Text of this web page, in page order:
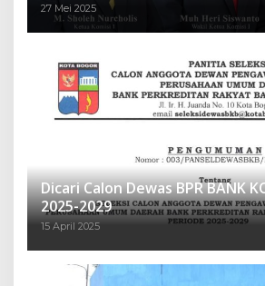
27 Mei 2025
Dicari Calon Dewas BPR BANK
2025-2029
15 April 2025